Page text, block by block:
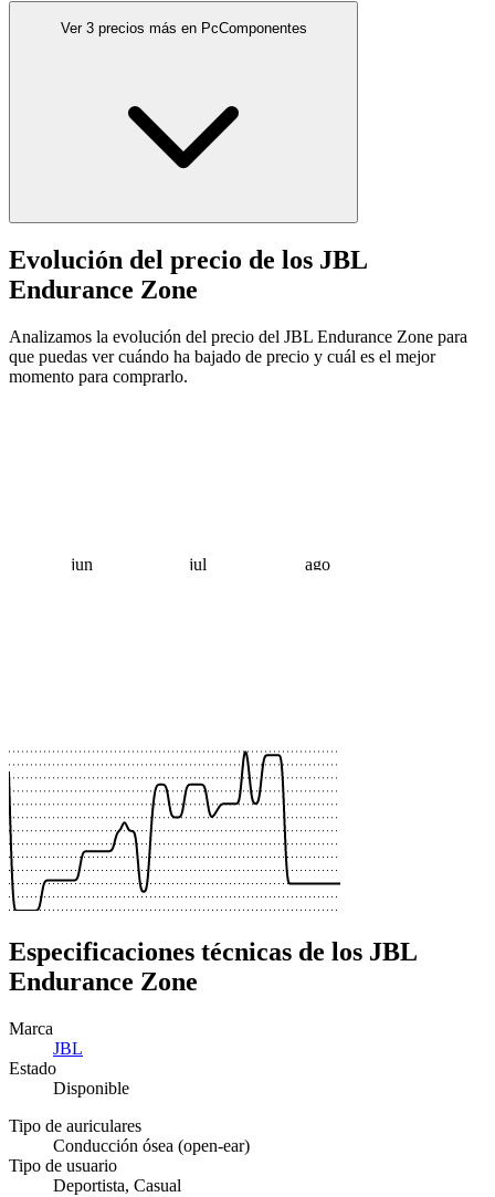
Ver 3 precios más en PcComponentes
Evolución del precio de los JBL
Endurance Zone
Analizamos la evolución del precio del JBL Endurance Zone para
que puedas ver cuándo ha bajado de precio y cuál es el mejor
momento para comprarlo.
jun jul ago
Especificaciones técnicas de los JBL
Endurance Zone
Marca
JBL
Estado
Disponible
Tipo de auriculares
Conducción ósea (open-ear)
Tipo de usuario
Deportista, Casual